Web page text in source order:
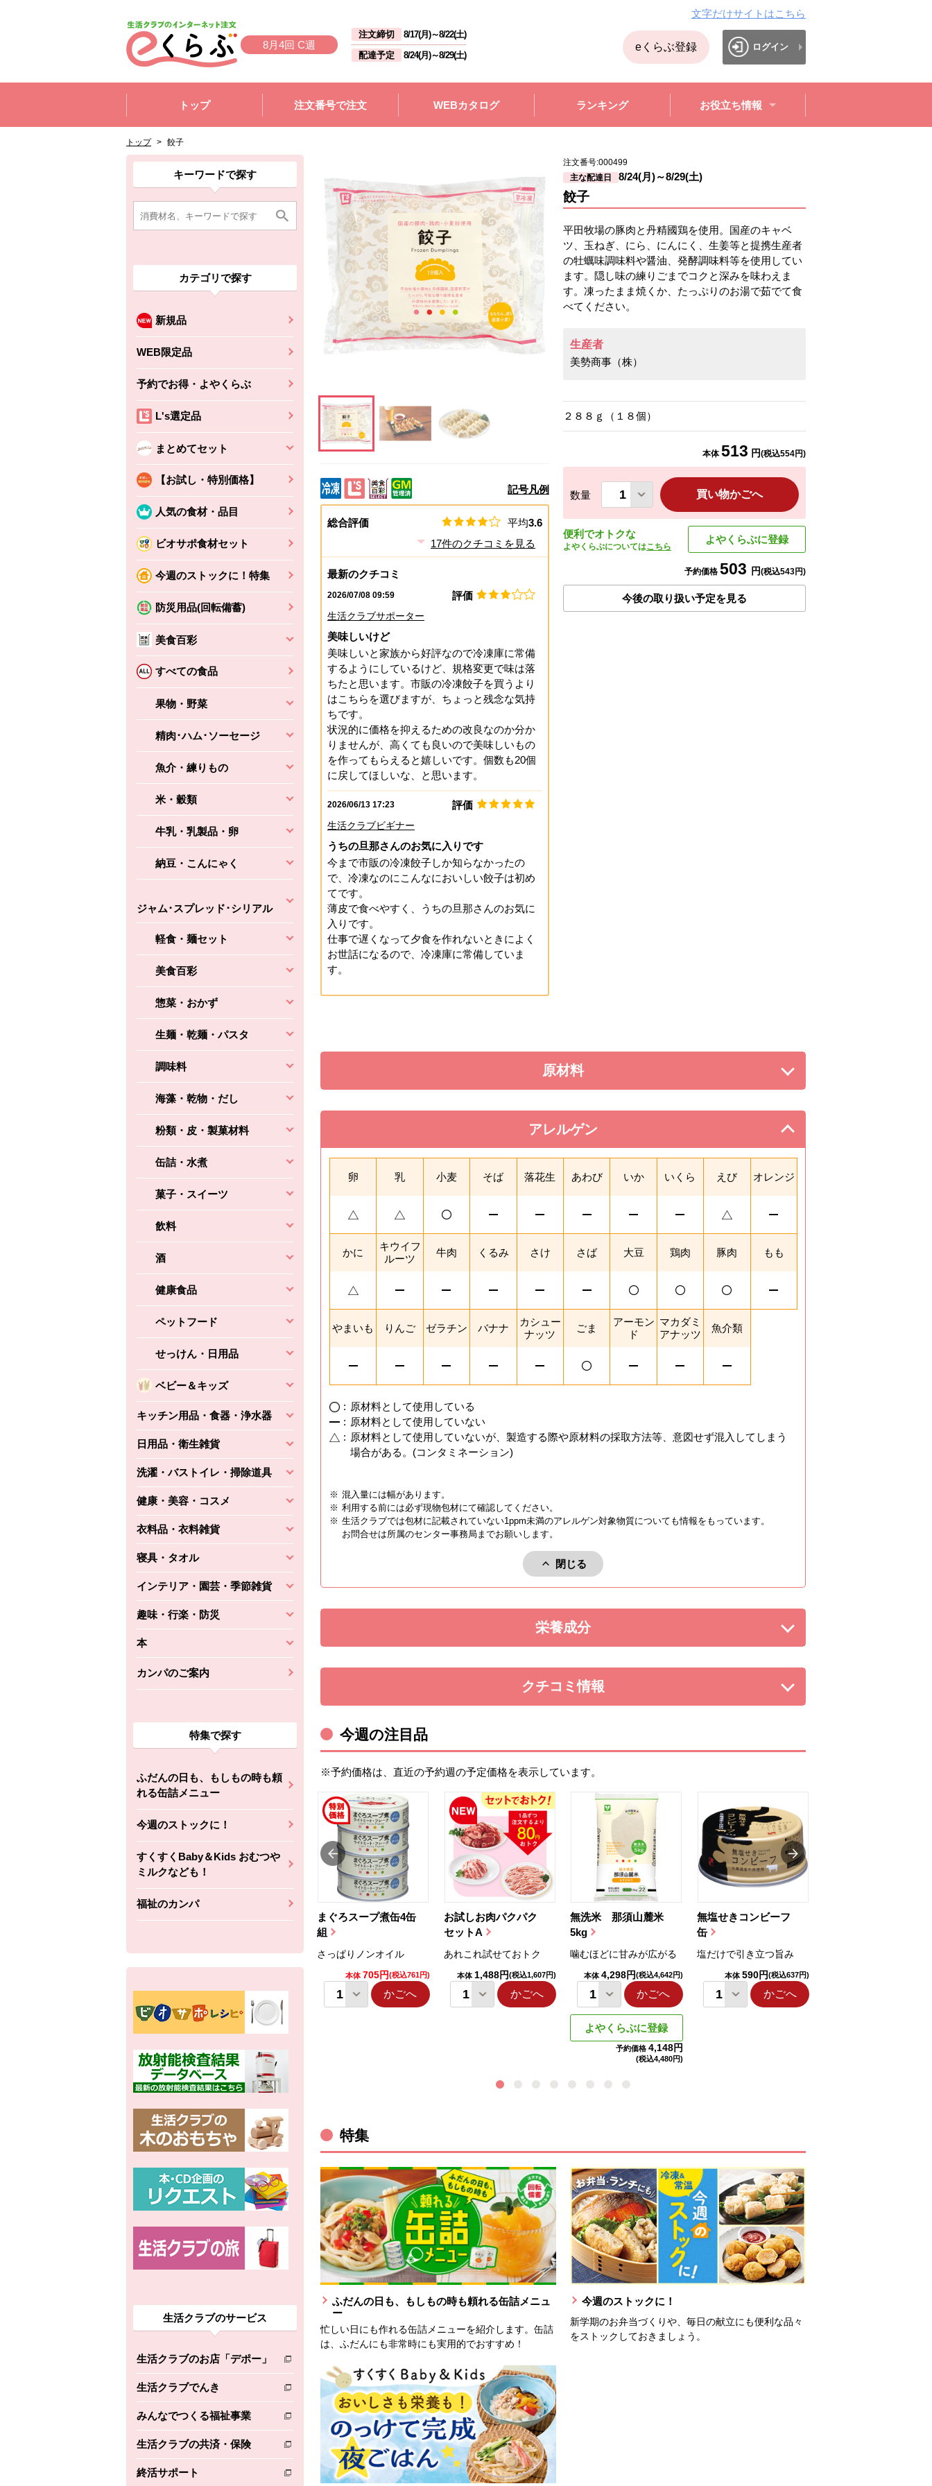
8月4回 C週
注文締切 8/17(月)～8/22(土)
配達予定
8/24(月)～8/29(土)
文字だけサイトはこちら
eくらぶ登録 ログイン
トップ
注文番号で注文 WEBカタログ ランキング お役立ち情報
トップ > 餃子
ここから消費材検索メニューです。
キーワードで探す
カテゴリで探す
新規品
WEB限定品
予約でお得・よやくらぶ
L's選定品
まとめてセット
【お試し・特別価格】
人気の食材・品目
ビオサポ食材セット
今週のストックに！特集
防災用品(回転備蓄)
美食百彩
すべての食品
果物・野菜
精肉･ハム･ソーセージ
魚介・練りもの
米・穀類
牛乳・乳製品・卵
納豆・こんにゃく
ジャム･スプレッド･シリアル
軽食・麺セット
美食百彩
惣菜・おかず
生麺・乾麺・パスタ
調味料
海藻・乾物・だし
粉類・皮・製菓材料
缶詰・水煮
菓子・スイーツ
飲料
酒
健康食品
ペットフード
せっけん・日用品
ベビー＆キッズ
キッチン用品・食器・浄水器
日用品・衛生雑貨
洗濯・バストイレ・掃除道具
健康・美容・コスメ
衣料品・衣料雑貨
寝具・タオル
インテリア・園芸・季節雑貨
趣味・行楽・防災
本
カンパのご案内
特集で探す
ふだんの日も、もしもの時も頼
れる缶詰メニュー
今週のストックに！
すくすくBaby＆Kids おむつや
ミルクなども！
福祉のカンパ
消費材検索メニューここまで。
ここから本文です。
ここから組合員向けメニューです。
生活クラブのサービス
生活クラブのお店「デポー」
別のウィンドウで開きます。
生活クラブでんき
別のウィンドウで開きます。
みんなでつくる福祉事業
別のウィンドウで開きます。
生活クラブの共済・保険
別のウィンドウで開きます。
終活サポート
別のウィンドウで開きます。
組合員向けメニューここまで。
ここから本文です。 注文番号:000499
主な配達日
8/24(月)～8/29(土)
餃子
平田牧場の豚肉と丹精國鶏を使用。国産のキャベ
ツ、玉ねぎ、にら、にんにく、生姜等と提携生産者
の牡蠣味調味料や醤油、発酵調味料等を使用してい
ます。隠し味の練りごまでコクと深みを味わえま
す。凍ったまま焼くか、たっぷりのお湯で茹でて食
べてください。
生産者
美勢商事（株）
２８８ｇ（１８個）
本体513 円(税込554円)
数量 買い物かごへ
便利でオトクな
よやくらぶについてはこちら
よやくらぶに登録
予約価格 503 円(税込543円)
今後の取り扱い予定を見る
この画像を大きく見る
記号凡例
総合評価 平均3.6
17件のクチコミを見る
最新のクチコミ
2026/07/08 09:59 評価
生活クラブサポーター
美味しいけど
美味しいと家族から好評なので冷凍庫に常備
するようにしているけど、規格変更で味は落
ちたと思います。市販の冷凍餃子を買うより
はこちらを選びますが、ちょっと残念な気持
ちです。
状況的に価格を抑えるための改良なのか分か
りませんが、高くても良いので美味しいもの
を作ってもらえると嬉しいです。個数も20個
に戻してほしいな、と思います。
2026/06/13 17:23 評価
生活クラブビギナー
うちの旦那さんのお気に入りです
今まで市販の冷凍餃子しか知らなかったの
で、冷凍なのにこんなにおいしい餃子は初め
てです。
薄皮で食べやすく、うちの旦那さんのお気に
入りです。
仕事で遅くなって夕食を作れないときによく
お世話になるので、冷凍庫に常備していま
す。
原材料を展開する。
アレルゲン
を閉じる。
卵 乳 小麦 そば 落花生 あわび いか いくら えび オレンジ
かに
キウイフ
ルーツ
牛肉 くるみ さけ さば 大豆 鶏肉 豚肉 もも
やまいも りんご ゼラチン バナナ
カシュー
ナッツ
ごま
アーモン
ド
マカダミ
アナッツ
魚介類
: 原材料として使用している
: 原材料として使用していない
: 原材料として使用していないが、製造する際や原材料の採取方法等、意図せず混入してしまう
場合がある。(コンタミネーション)
※ 混入量には幅があります。
※ 利用する前には必ず現物包材にて確認してください。
※ 生活クラブでは包材に記載されていない1ppm未満のアレルゲン対象物質についても情報をもっています。
お問合せは所属のセンター事務局までお願いします。
閉じる
アレルゲンを閉じる。
栄養成分を展開する。
クチコミ情報
を展開する。
今週の注目品
※予約価格は、直近の予約週の予定価格を表示しています。
まぐろスープ煮缶4缶
組
さっぱりノンオイル
本体 705円(税込761円)
かごへ
お試しお肉パクパク
セットA
あれこれ試せておトク
本体 1,488円(税込1,607円)
かごへ
無洗米 那須山麓米
5kg
噛むほどに甘みが広がる
本体 4,298円(税込4,642円)
かごへ
よやくらぶに登録
予約価格 4,148円
(税込4,480円)
無塩せきコンビーフ
缶
塩だけで引き立つ旨み
本体 590円(税込637円)
かごへ
えびの風味がぶわっ！
かごへ
バルサミコ
特集
ふだんの日も、もしもの時も頼れる缶詰メニュ
ー
忙しい日にも作れる缶詰メニューを紹介します。缶詰
は、ふだんにも非常時にも実用的でおすすめ！
今週のストックに！
新学期のお弁当づくりや、毎日の献立にも便利な品々
をストックしておきましょう。